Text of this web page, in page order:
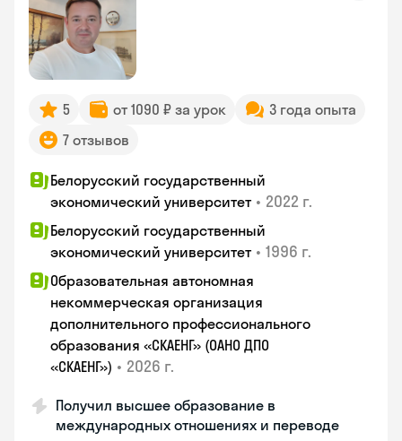
5 от 1090 ₽ за урок
3 года опыта
7 отзывов
Белорусский государственный
экономический университет • 2022 г.
Белорусский государственный
экономический университет • 1996 г.
Образовательная автономная
некоммерческая организация
дополнительного профессионального
образования «СКАЕНГ» (ОАНО ДПО
«СКАЕНГ») • 2026 г.
Получил высшее образование в
международных отношениях и переводе